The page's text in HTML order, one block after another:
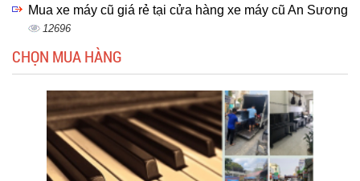
Mua xe máy cũ giá rẻ tại cửa hàng xe máy cũ An Sương
12696
CHỌN MUA HÀNG